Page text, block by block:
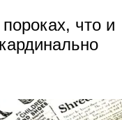
что и